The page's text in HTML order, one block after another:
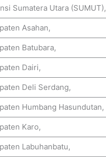
Sumatera Utara (SUMUT),
Asahan,
Batubara,
Dairi,
Deli Serdang,
Humbang Hasundutan,
Karo,
Labuhanbatu,